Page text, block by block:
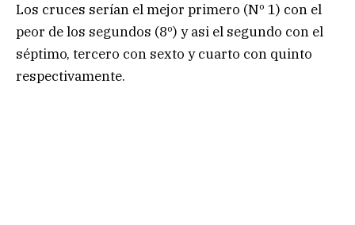
Los cruces serían el mejor primero (Nº 1) con el
peor de los segundos (8º) y asi el segundo con el
séptimo, tercero con sexto y cuarto con quinto
respectivamente.